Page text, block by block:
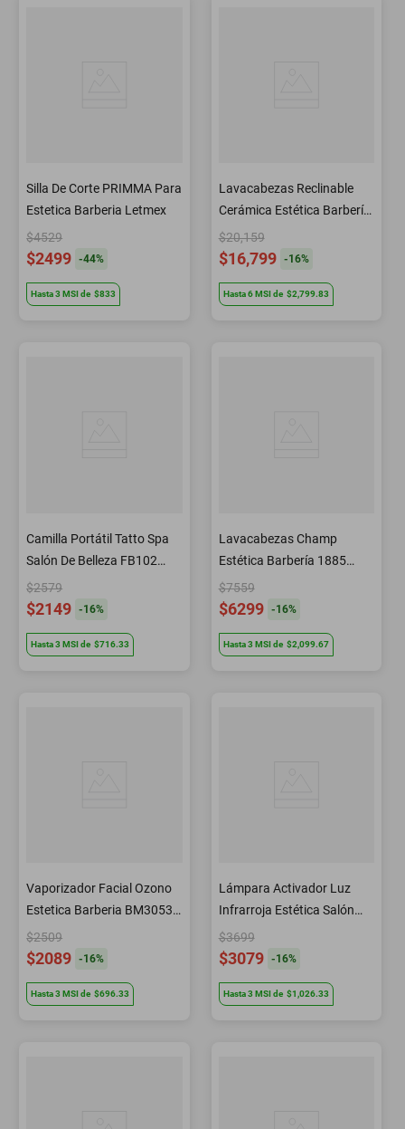
Silla De Corte PRIMMA Para
Estetica Barberia Letmex
$4529
$2499 -44%
Hasta3 MSIde $833
Lavacabezas Reclinable
Cerámica Estética Barbería
C71 Letmex
$20,159
$16,799 -16%
Hasta6MSIde $2,799.83
Camilla Portátil Tatto Spa
Salón De Belleza FB102
Letmex
$2579
$2149 -16%
Hasta3 MSIde $716.33
Lavacabezas Champ
Estética Barbería 1885
Letmex
$7559
$6299 -16%
Hasta3 MSIde $2,099.67
Vaporizador Facial Ozono
Estetica Barberia BM3053
Letmex
$2509
$2089 -16%
Hasta3 MSIde $696.33
Lámpara Activador Luz
Infrarroja Estética Salón
Barbería IRL05 Letmex
$3699
$3079 -16%
Hasta3 MSIde $1,026.33